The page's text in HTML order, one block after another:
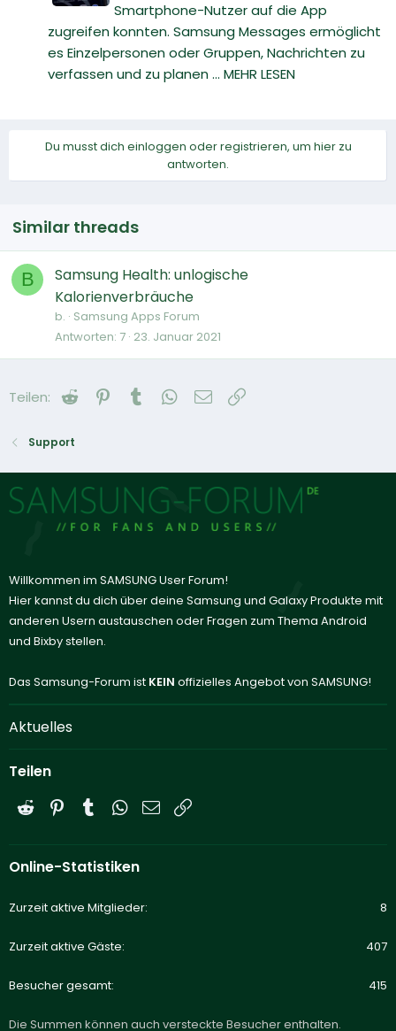
Smartphone-Nutzer auf die App
zugreifen konnten. Samsung Messages ermöglicht
es Einzelpersonen oder Gruppen, Nachrichten zu
verfassen und zu planen ... MEHR LESEN
Du musst dich einloggen oder registrieren, um hier zu
antworten.
Similar threads
B
Samsung Health: unlogische
Kalorienverbräuche
b. Samsung Apps Forum
Antworten 7 23. Januar 2021
Teilen: Reddit Pinterest
Tumblr WhatsApp
E-Mail
Support
Willkommen im SAMSUNG User Forum!
Hier kannst du dich über deine Samsung und Galaxy Produkte mit
anderen Usern austauschen oder Fragen zum Thema Android
und Bixby stellen.
Das Samsung-Forum ist KEIN offizielles Angebot von SAMSUNG!
Aktuelles
Teilen
Reddit PinterestTumblrWhatsApp
E-Mail
Online-Statistiken
Zurzeit aktive Mitglieder 8
Zurzeit aktive Gäste 407
Besucher gesamt 415
Die Summen können auch versteckte Besucher enthalten.